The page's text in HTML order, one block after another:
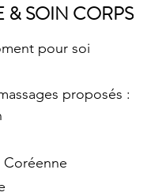
pour soi
proposés :
Coréenne
& SOIN CORPS